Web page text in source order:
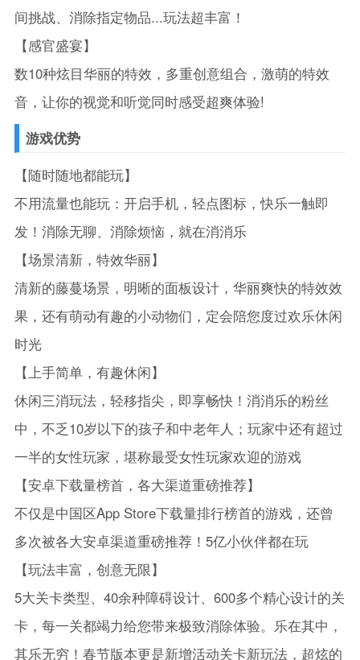
间挑战、消除指定物品...玩法超丰富！
【感官盛宴】
数10种炫目华丽的特效，多重创意组合，激萌的特效
音，让你的视觉和听觉同时感受超爽体验!
游戏优势
【随时随地都能玩】
不用流量也能玩：开启手机，轻点图标，快乐一触即
发！消除无聊、消除烦恼，就在消消乐
【场景清新，特效华丽】
清新的藤蔓场景，明晰的面板设计，华丽爽快的特效效
果，还有萌动有趣的小动物们，定会陪您度过欢乐休闲
时光
【上手简单，有趣休闲】
休闲三消玩法，轻移指尖，即享畅快！消消乐的粉丝
中，不乏10岁以下的孩子和中老年人；玩家中还有超过
一半的女性玩家，堪称最受女性玩家欢迎的游戏
【安卓下载量榜首，各大渠道重磅推荐】
不仅是中国区App Store下载量排行榜首的游戏，还曾
多次被各大安卓渠道重磅推荐！5亿小伙伴都在玩
【玩法丰富，创意无限】
5大关卡类型、40余种障碍设计、600多个精心设计的关
卡，每一关都竭力给您带来极致消除体验。乐在其中，
其乐无穷！春节版本更是新增活动关卡新玩法，超炫的